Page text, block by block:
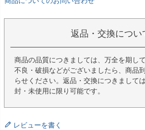
返品・交換につい
商品の品質につきましては、万全を期し
不良・破損などがございましたら、商品
らせください。返品・交換につきまして
封・未使用に限り可能です。
レビューを書く